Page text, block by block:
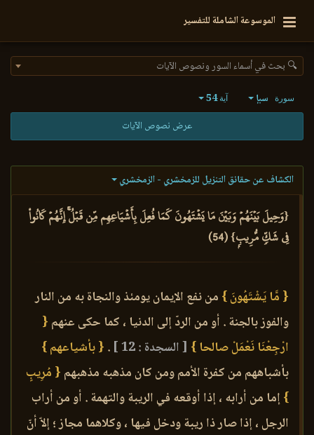
الموسوعة الشاملة للتفسير
🔍 بحث في أسماء السور ونصوص الآيات
سورة سبإ آية54
عرض نصوص الآيات
الكشاف عن حقائق التنزيل للزمخشري - الزمخشري
{وَحِيلَ بَيۡنَهُمۡ وَبَيۡنَ مَا يَشۡتَهُونَ كَمَا فُعِلَ بِأَشۡيَاعِهِم مِّن قَبۡلُۚ إِنَّهُمۡ كَانُواْ
فِي شَكّٖ مُّرِيبِۭ} (54)
{ مَّا يَشْتَهُونَ } من نفع الإيمان يومئذ والنجاة به من النار
والفوز بالجنة . أو من الردّ إلى الدنيا ، كما حكى عنهم {
ارْجِعْنَا نَعْمَلْ صالحا } [ السجدة : 12 ] . { بأشياعهم }
بأشباههم من كفرة الأمم ومن كان مذهبه مذهبهم { مُرِيبٍ
}إما من أرابه ، إذا أوقعه في الريبة والتهمة . أو من أراب
الرجل ، إذا صار ذا ريبة ودخل فيها ، وكلاهما مجاز ؛ إلاّ أنّ